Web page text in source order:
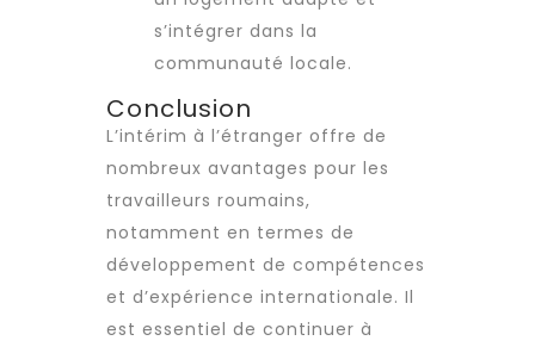
s’intégrer dans la
communauté locale.
Conclusion
L’intérim à l’étranger offre de
nombreux avantages pour les
travailleurs roumains,
notamment en termes de
développement de compétences
et d’expérience internationale. Il
est essentiel de continuer à